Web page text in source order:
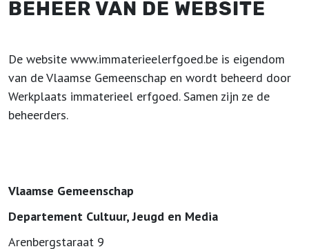
BEHEER VAN DE WEBSITE
De website www.immaterieelerfgoed.be is eigendom
van de Vlaamse Gemeenschap en wordt beheerd door
Werkplaats immaterieel erfgoed. Samen zijn ze de
beheerders.
Vlaamse Gemeenschap
Departement Cultuur, Jeugd en Media
Arenbergstaraat 9